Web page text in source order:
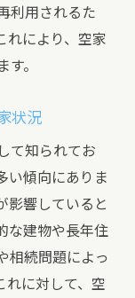
野区での買
法
は
利用されるた
れにより、空家
。
状況
て知られてお
い傾向にありま
影響していると
な建物や長年住
相続問題によっ
れに対して、空